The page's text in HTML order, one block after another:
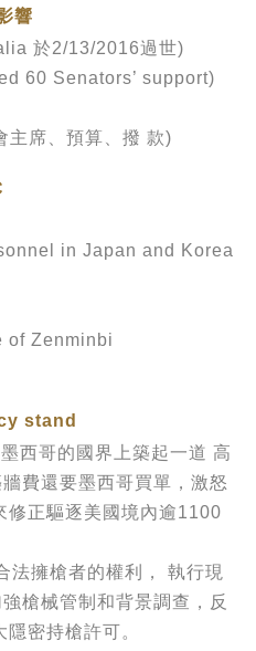
響
於2/13/2016過世)
60 Senators’ support)
主席、預算、撥 款)
in Japan and Korea
of Zenminbi
stand
西哥的國界上築起一道 高
費還要墨西哥買單，激怒
修正驅逐美國境內逾1100
法擁槍者的權利， 執行現
槍械管制和背景調查，反
密持槍許可。